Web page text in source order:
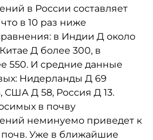
в России составляет
в 10 раз ниже
в Индии Д около
Д более 300, в
550. И средние данные
Нидерланды Д 69
США Д 58, Россия Д 13.
в почву
неминуемо приведет к
Уже в ближайшие